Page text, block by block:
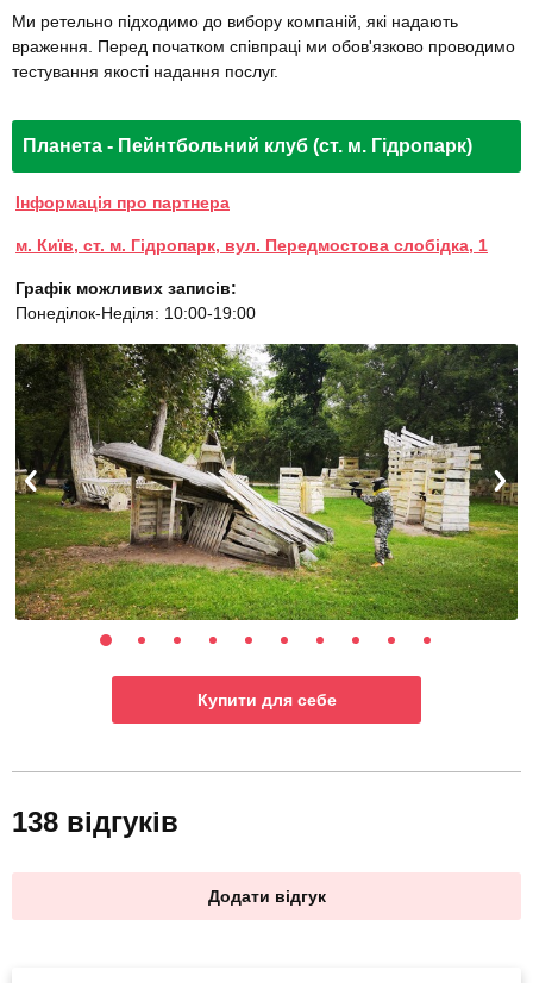
Ми ретельно підходимо до вибору компаній, які надають
враження. Перед початком співпраці ми обов'язково проводимо
тестування якості надання послуг.
Планета - Пейнтбольний клуб (ст. м. Гідропарк)
Інформація про партнера
м. Київ, ст. м. Гідропарк, вул. Передмостова слобідка, 1
Графік можливих записів:
Понеділок-Неділя: 10:00-19:00
Купити для себе
138 відгуків
Додати відгук